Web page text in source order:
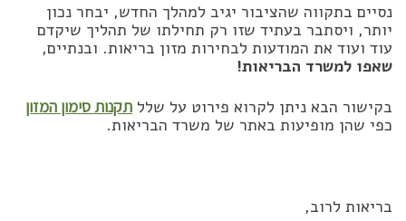
נסיים בתקווה שהציבור יגיב למהלך החדש, יבחר נכון
יותר, ויסתבר בעתיד שזו רק תחילתו של תהליך שיקדם
עוד ועוד את המודעות לבחירות מזון בריאות. ובנתיים,
שאפו למשרד הבריאות!
בקישור הבא ניתן לקרוא פירוט על שלל תקנות סימון המזון
כפי שהן מופיעות באתר של משרד הבריאות.
בריאות לרוב,